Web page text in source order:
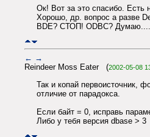
Ок! Вот за это спасибо. Есть
Хорошо, др. вопрос а разве
BDE? СТОП! ODBC?
← →
Reindeer Moss Eater (2002-05-08
Так и копай первоисточник,
отличие от парадокса.
Если байт = 0, исправь
Либо у тебя версия dbase > 3